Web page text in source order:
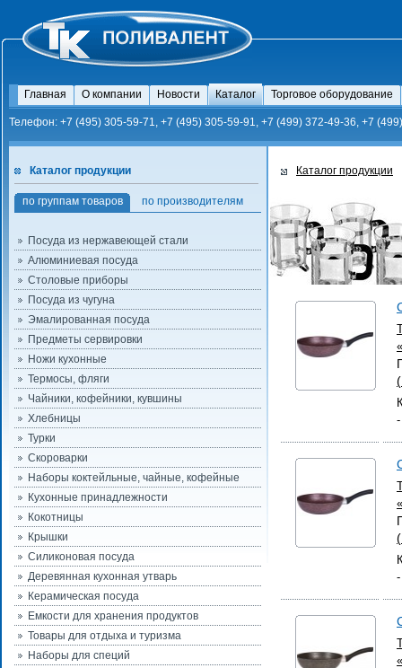
Главная О компании Новости Каталог Торговое оборудование
Телефон: +7 (495) 305-59-71, +7 (495) 305-59-91, +7 (499) 372-49-36, +7
Каталог продукции
по группам товаров по производителям
Посуда из нержавеющей стали
Алюминиевая посуда
Столовые приборы
Посуда из чугуна
Эмалированная посуда
Предметы сервировки
Ножи кухонные
Термосы, фляги
Чайники, кофейники, кувшины
Хлебницы
Турки
Скороварки
Наборы коктейльные, чайные, кофейные
Кухонные принадлежности
Кокотницы
Крышки
Силиконовая посуда
Деревянная кухонная утварь
Керамическая посуда
Емкости для хранения продуктов
Товары для отдыха и туризма
Наборы для специй
Каталог продукции